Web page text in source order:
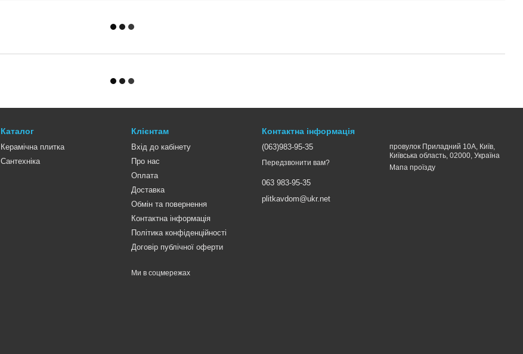
Каталог
Керамічна плитка
Сантехніка
Клієнтам
Вхід до кабінету
Про нас
Оплата
Доставка
Обмін та повернення
Контактна інформація
Політика конфіденційності
Договір публічної оферти
Ми в соцмережах
Контактна інформація
(063)983-95-35
Передзвонити вам?
063 983-95-35
plitkavdom@ukr.net
провулок Приладний 10А, Київ,
Київська область, 02000, Україна
Мапа проїзду